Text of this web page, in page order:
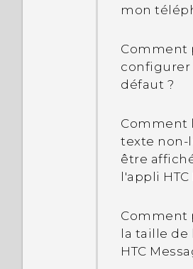
même si
mon
sans échec
puis-je
qu'une
Que dois-
téléphone
mon
Comment
configurer
défaut ?
Comment
texte non-
être
l'appli
Comment
la taille
HTC